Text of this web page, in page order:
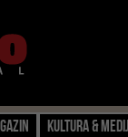
Kultura & Mediji